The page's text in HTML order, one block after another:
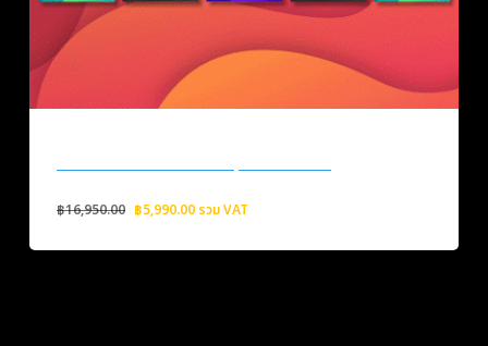
Ultimate Game Development Plus+
฿16,950.00 Original
was:
฿5,990.00Current
is:
รวม VAT